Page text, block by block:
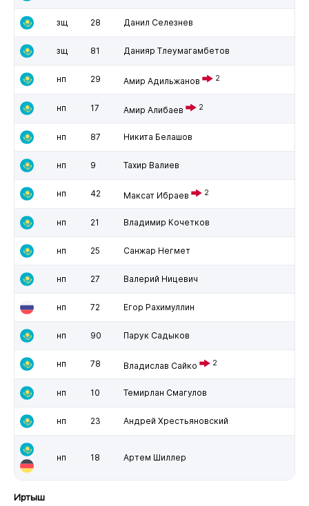
зщ 28 Данил Селезнев
зщ 81 Данияр Тлеумагамбетов
нп 29 Амир Адильжанов 2
нп 17 Амир Алибаев 2
нп 87 Никита Белашов
нп 9 Тахир Валиев
нп 42 Максат Ибраев 2
нп 21 Владимир Кочетков
нп 25 Санжар Негмет
нп 27 Валерий Ницевич
нп 72 Егор Рахимуллин
нп 90 Парук Садыков
нп 78 Владислав Сайко 2
нп 10 Темирлан Смагулов
нп 23 Андрей Хрестьяновский
нп 18 Артем Шиллер
Иртыш